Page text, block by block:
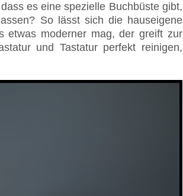
es eine spezielle Buchbüste gibt,
So lässt sich die hauseigene
etwas moderner mag, der greift zur
und Tastatur perfekt reinigen,